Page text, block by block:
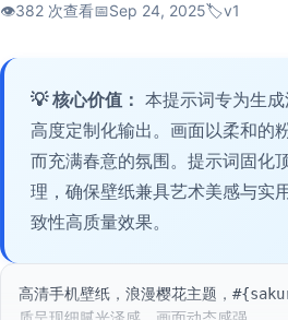
👁️382 次查看📅Sep 24, 2025🏷️v1
💡 核心价值： 本提示词专为生
高度定制化输出。画面以柔和的
而充满春意的氛围。提示词固化
理，确保壁纸兼具艺术美感与实
致性高质量效果。
高清手机壁纸，浪漫樱花主题，